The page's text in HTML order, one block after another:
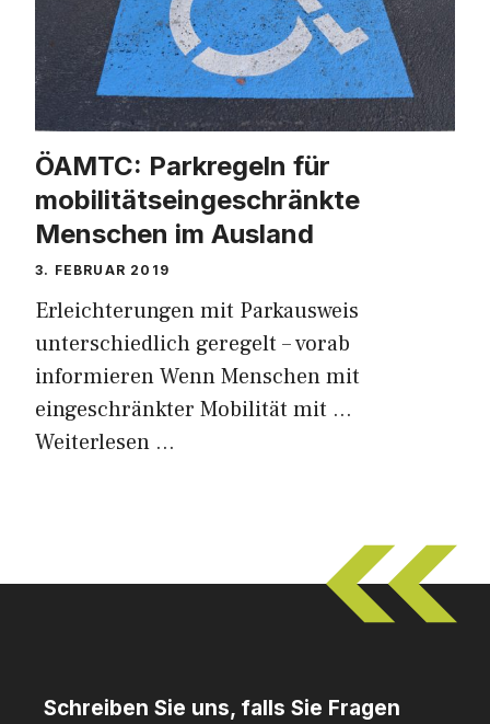
ÖAMTC: Parkregeln für
mobilitätseingeschränkte
Menschen im Ausland
3. FEBRUAR 2019
Erleichterungen mit Parkausweis
unterschiedlich geregelt – vorab
informieren Wenn Menschen mit
eingeschränkter Mobilität mit …
Weiterlesen …
Schreiben Sie uns, falls Sie Fragen